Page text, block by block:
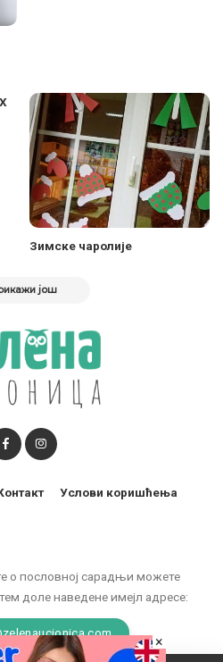
Зимске чаролије
још
о пословној сарадњи можете
доле наведене имејл адресе:
Услови коришћења
×